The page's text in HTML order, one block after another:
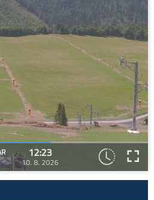
12:23
10. 8. 2026